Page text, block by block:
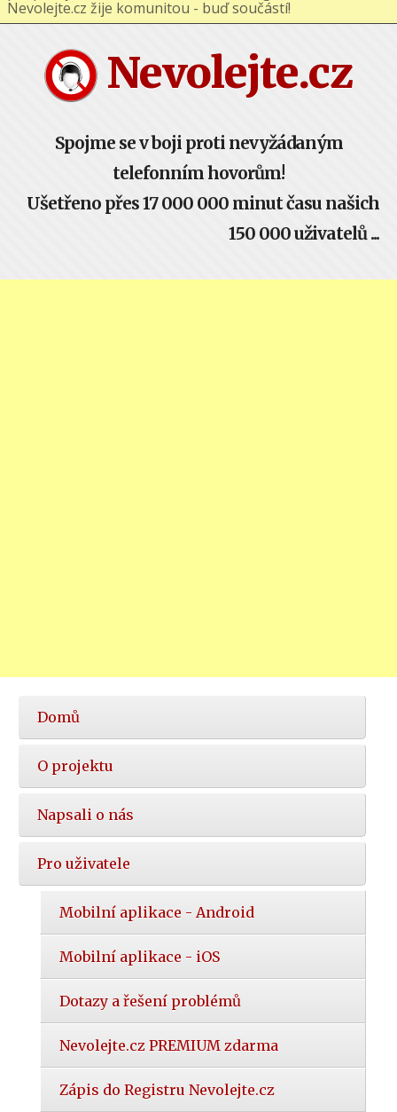
Nevolejte.cz
Spojme se v boji proti nevyžádaným
telefonním hovorům!
Ušetřeno přes 17 000 000 minut času našich
150 000 uživatelů ...
Hlavní
nabídka
Domů
O projektu
Napsali o nás
Pro uživatele
Mobilní aplikace - Android
Mobilní aplikace - iOS
Dotazy a řešení problémů
Nevolejte.cz PREMIUM zdarma
Zápis do Registru Nevolejte.cz
Nevolejte.cz žije komunitou - buď součástí!